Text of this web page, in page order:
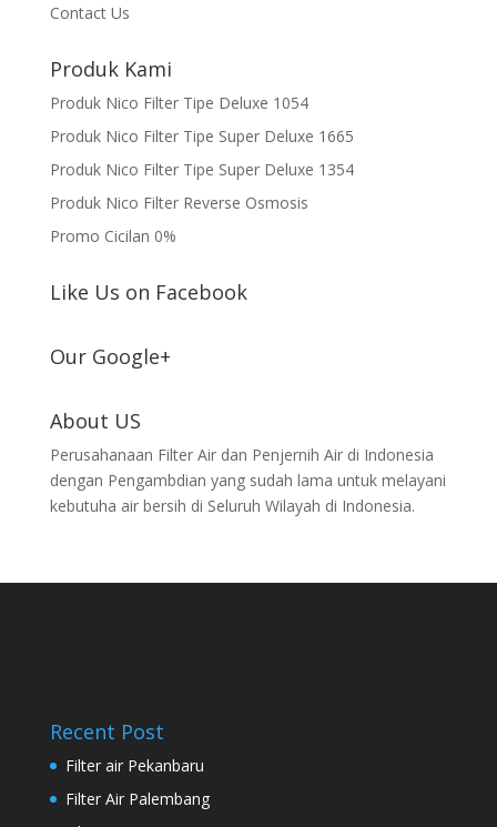
Contact Us
Produk Kami
Produk Nico Filter Tipe Deluxe 1054
Produk Nico Filter Tipe Super Deluxe 1665
Produk Nico Filter Tipe Super Deluxe 1354
Produk Nico Filter Reverse Osmosis
Promo Cicilan 0%
Like Us on Facebook
Our Google+
About US
Perusahanaan Filter Air dan Penjernih Air di Indonesia
dengan Pengambdian yang sudah lama untuk melayani
kebutuha air bersih di Seluruh Wilayah di Indonesia.
Recent Post
Filter air Pekanbaru
Filter Air Palembang